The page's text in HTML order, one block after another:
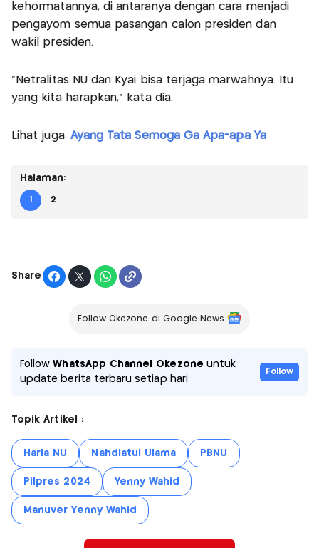
kehormatannya, di antaranya dengan cara menjadi
pengayom semua pasangan calon presiden dan
wakil presiden.
"Netralitas NU dan Kyai bisa terjaga marwahnya. Itu
yang kita harapkan," kata dia.
Lihat juga: Ayang Tata Semoga Ga Apa-apa Ya
Halaman:
1 2
Share
Follow Okezone di Google News
FollowWhatsApp Channel Okezone untuk
update berita terbaru setiap hari
Follow
Topik Artikel :
Harla NU Nahdlatul Ulama PBNU
Pilpres 2024 Yenny Wahid
Manuver Yenny Wahid